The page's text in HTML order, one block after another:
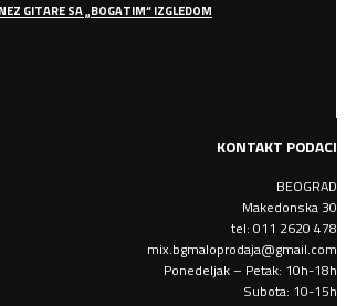
GITARE SA „BOGATIM“ IZGLEDOM
KONTAKT PODACI
BEOGRAD
Makedonska 30
tel: 011 2620 478
mix.bgmaloprodaja@gmail.com
Ponedeljak – Petak: 10h-18h
Subota: 10-15h